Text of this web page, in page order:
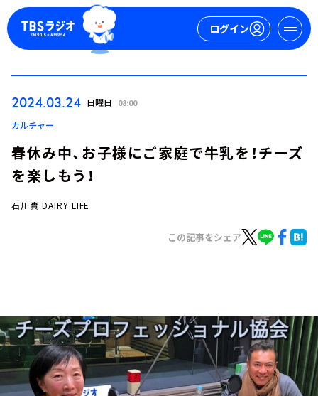
ログイン
お知らせ
イベント・グッズ
YouTube
会社情報
2024.03.24 日曜日 08:00
カルチャー
春休み中、お子様にご家庭で牛乳を！チーズ
を楽しもう！
石川實 DAIRY LIFE
この記事をシェア